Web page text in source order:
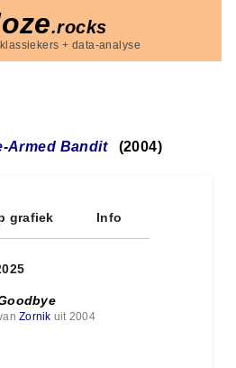
.rocks
+ data-analyse
Armed Bandit (2004)
grafiek Info
Zornik uit 2004